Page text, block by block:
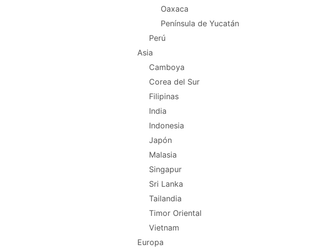
Oaxaca
Península de Yucatán
Perú
Asia
Camboya
Corea del Sur
Filipinas
India
Indonesia
Japón
Malasia
Singapur
Sri Lanka
Tailandia
Timor Oriental
Vietnam
Europa